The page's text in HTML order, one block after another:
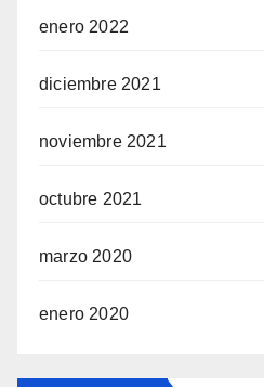
enero 2022
diciembre 2021
noviembre 2021
octubre 2021
marzo 2020
enero 2020